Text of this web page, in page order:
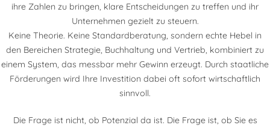
ihre Zahlen zu bringen, klare Entscheidungen zu treffen und ihr
Unternehmen gezielt zu steuern.
Keine Theorie. Keine Standardberatung, sondern echte Hebel in
den Bereichen Strategie, Buchhaltung und Vertrieb, kombiniert zu
einem System, das messbar mehr Gewinn erzeugt. Durch staatliche
Förderungen wird Ihre Investition dabei oft sofort wirtschaftlich
sinnvoll.
Die Frage ist nicht, ob Potenzial da ist. Die Frage ist, ob Sie es